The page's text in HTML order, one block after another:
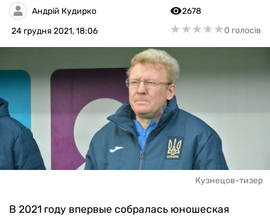
РІЗНЕ
БУКМЕКЕРИ
Андрій Кудирко
24 грудня 2021, 18:06
2678
★★★★★
★★★★★0 голосів
Кузнецов-тизер
В 2021 году впервые собралась юношеская